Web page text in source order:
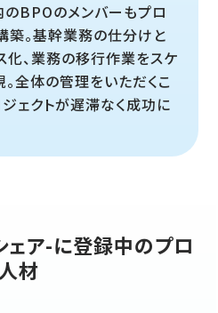
のBPOのメンバーもプロ
築。基幹業務の仕分けと
、業務の移行作業をスケ
全体の管理をいただくこ
ェクトが遅滞なく成功に
ア-に登録中のプロ
材